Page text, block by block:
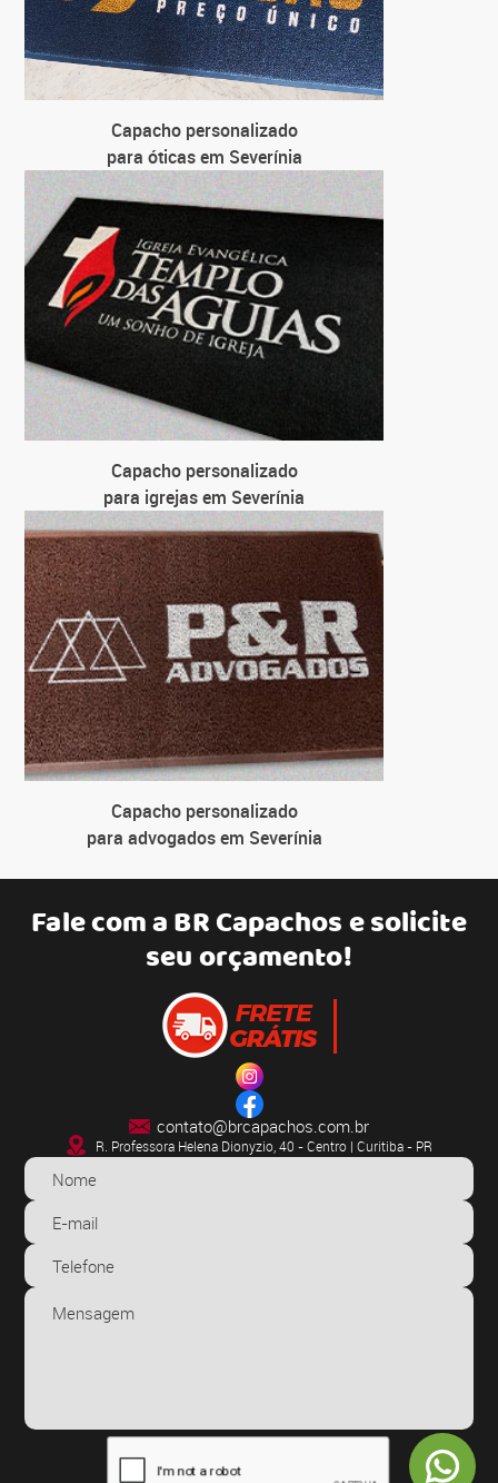
Capacho personalizado
para óticas em Severínia
Capacho personalizado
para igrejas em Severínia
Capacho personalizado
para advogados em Severínia
Fale com aBR Capachose solicite
seu orçamento!
contato@brcapachos.com.br
R. Professora Helena Dionyzio, 40 - Centro | Curitiba - PR